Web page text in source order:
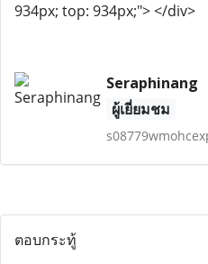
934px; top: 934px;"> </div>
Seraphinang
ผู้เยี่ยมชม
ตอบกระทู้